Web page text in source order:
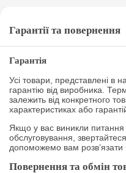
Гарантії та повернення
Гарантія
Усі товари, представлені в
гарантію від виробника.
залежить від конкретного
характеристиках або
Якщо у вас виникли питання
обслуговування,
допоможемо вам розв’язати
Повернення та обмін